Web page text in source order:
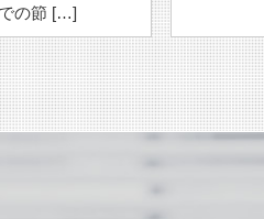
の節 […]